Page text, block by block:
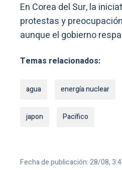
En Corea del Sur, la
protestas y
aunque el gobierno
Temas relacionados:
agua energía nuclear
japon Pacífico
Fecha de publicación: 28/08,